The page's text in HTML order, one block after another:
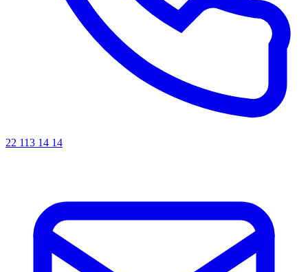
22 113 14 14